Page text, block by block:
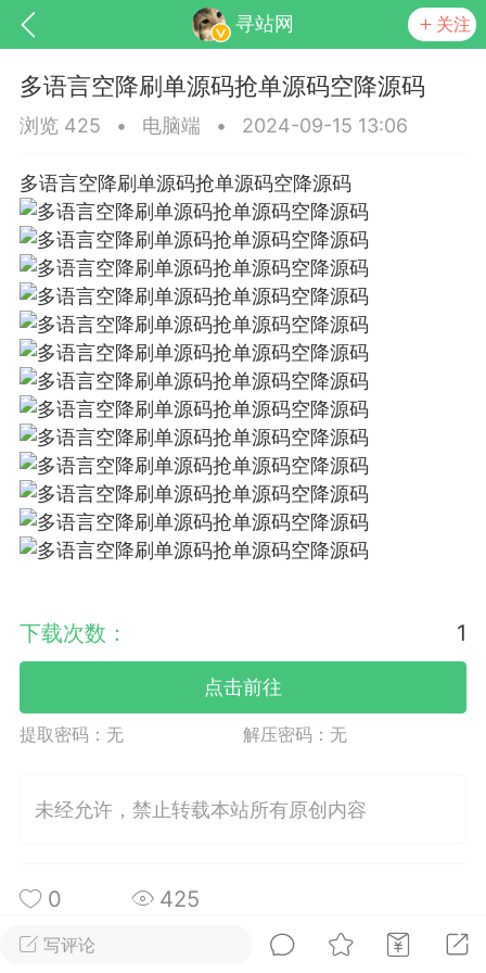
寻站网 关注
社区
起交流分享...
0 0
remote SSH server
forwarding request.“警告(推荐)
+6
1 1
写评论
多语言空降刷单源码抢单源码空降源码
浏览 425 • 电脑端 • 2024-09-15 13:06
多语言空降刷单源码抢单源码空降源码
下载次数： 1
点击前往
提取密码： 无 解压密码： 无
未经允许，禁止转载本站所有原创内容
0 425